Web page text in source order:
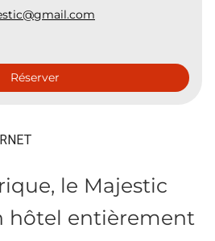
Réserver
le Majestic
hôtel entièrement